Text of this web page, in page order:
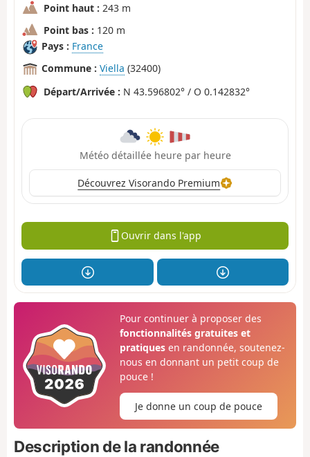
Point haut : 243 m
Point bas : 120 m
Pays : France
Commune : Viella (32400)
Départ/Arrivée : N 43.596802° / O 0.142832°
Météo détaillée heure par heure
Découvrez Visorando Premium
Ouvrir dans l'app
Pour continuer à proposer des
fonctionnalités gratuites et
pratiquesen randonnée, soutenez-
nous en donnant un petit coup de
pouce !
Je donne un coup de pouce
Description de la randonnée